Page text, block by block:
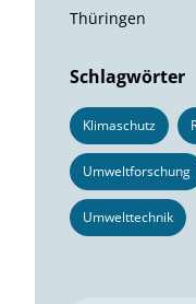
Thüringen
Schlagwörter
Klimaschutz
Umweltforschung
Umwelttechnik